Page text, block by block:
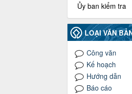
Ủy ban kiểm tra
LOẠI VĂN
Công văn
Kế hoạch
Hướng dẫn
Báo cáo